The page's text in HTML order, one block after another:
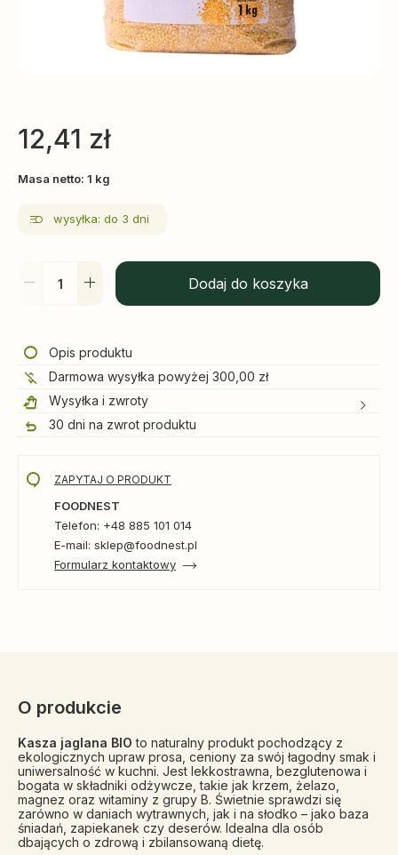
12,41 zł
Masa netto: 1 kg
wysyłka: do 3 dni
Dodaj do koszyka
Opis produktu
Darmowa wysyłka powyżej 300,00 zł
Wysyłka i zwroty
30 dni na zwrot produktu
ZAPYTAJ O PRODUKT
FOODNEST
Telefon: +48 885 101 014
E-mail: sklep@foodnest.pl
Formularz kontaktowy
O produkcie
Kasza jaglana BIO to naturalny produkt pochodzący z
ekologicznych upraw prosa, ceniony za swój łagodny smak i
uniwersalność w kuchni. Jest lekkostrawna, bezglutenowa i
bogata w składniki odżywcze, takie jak krzem, żelazo,
magnez oraz witaminy z grupy B. Świetnie sprawdzi się
zarówno w daniach wytrawnych, jak i na słodko – jako baza
śniadań, zapiekanek czy deserów. Idealna dla osób
dbających o zdrową i zbilansowaną dietę.